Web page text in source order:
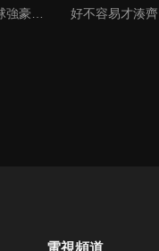
中學聯賽三連霸的籃球強豪「帝光中學」，部員數超過百人，其中更有著被譽為「奇蹟的世代」的五位天才籃球選手，和一個既沒有出場紀錄，也無人記得他的人——夢幻的第六人。天才籃球選手火神大我立志打敗「奇蹟的世代」並成為日本第一的籃球選手，而黑子哲也決定成為他的「影子」幫助他！
電視頻道